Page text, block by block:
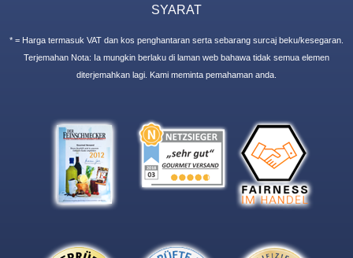
SYARAT
* = Harga termasuk VAT dan kos penghantaran serta sebarang surcaj beku/kesegaran.
Terjemahan Nota: Ia mungkin berlaku di laman web bahawa tidak semua elemen
diterjemahkan lagi. Kami meminta pemahaman anda.